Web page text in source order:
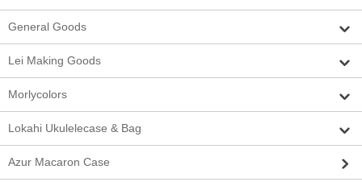
General Goods
Lei Making Goods
Morlycolors
Lokahi Ukulelecase & Bag
Azur Macaron Case